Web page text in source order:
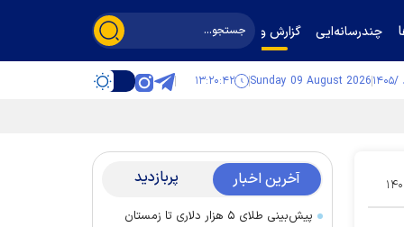
چندرسانه‌ایی گزارش و گفت‌وگو
Sunday 09 August 2026 ۱۳:۲۰:۴۳
۱۴ آخرین اخبار پربازدید
پیش‌بینی طلای ۵ هزار دلاری تا زمستان